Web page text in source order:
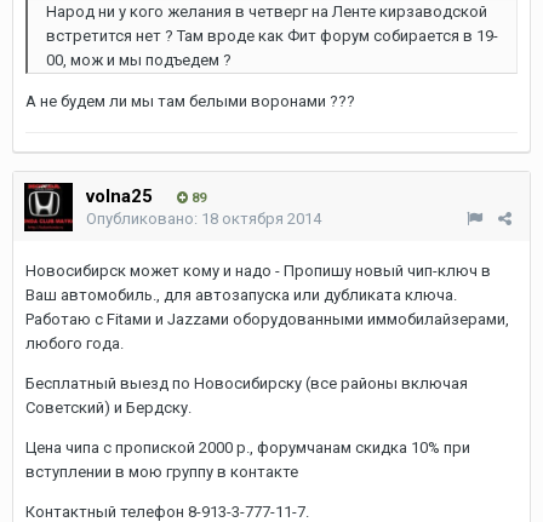
Народ ни у кого желания в четверг на Ленте кирзаводской
встретится нет ? Там вроде как Фит форум собирается в 19-
00, мож и мы подъедем ?
А не будем ли мы там белыми воронами ???
volna25 89
Опубликовано: 18 октября 2014
Новосибирск может кому и надо - Пропишу новый чип-ключ в
Ваш автомобиль., для автозапуска или дубликата ключа.
Работаю с Fitами и Jazzами оборудованными иммобилайзерами,
любого года.
Бесплатный выезд по Новосибирску (все районы включая
Советский) и Бердску.
Цена чипа с пропиской 2000 р., форумчанам скидка 10% при
вступлении в мою группу в контакте
Контактный телефон 8-913-3-777-11-7.